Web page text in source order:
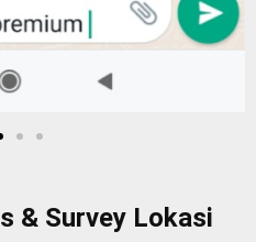
& Survey Lokasi